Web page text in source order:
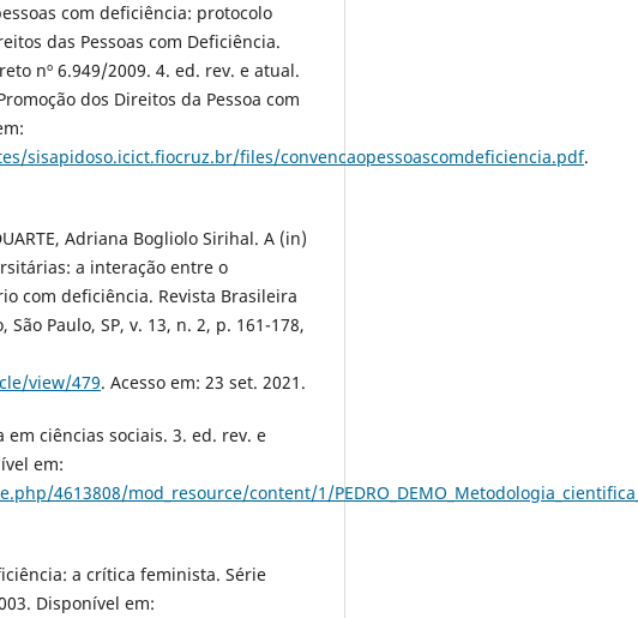
com deficiência: protocolo
das Pessoas com Deficiência.
nº 6.949/2009. 4. ed. rev. e atual.
dos Direitos da Pessoa com
sisapidoso.icict.fiocruz.br/files/convencaopessoascomdeficiencia.pdf.
Adriana Bogliolo Sirihal. A (in)
a interação entre o
com deficiência. Revista Brasileira
Paulo, SP, v. 13, n. 2, p. 161-178,
view/479. Acesso em: 23 set. 2021.
ciências sociais. 3. ed. rev. e
em:
4613808/mod_resource/content/1/
a crítica feminista. Série
Disponível em: